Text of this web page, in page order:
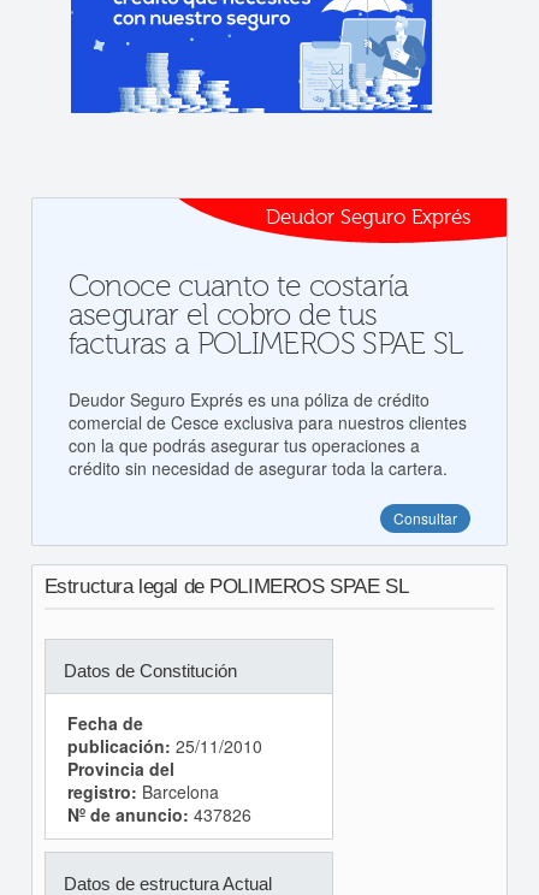
Deudor Seguro Exprés
Conoce cuanto te costaría
asegurar el cobro de tus
facturas a POLIMEROS SPAE SL
Deudor Seguro Exprés es una póliza de crédito
comercial de Cesce exclusiva para nuestros clientes
con la que podrás asegurar tus operaciones a
crédito sin necesidad de asegurar toda la cartera.
Consultar
Estructura legal de POLIMEROS SPAE SL
Datos de Constitución
Fecha de
publicación: 25/11/2010
Provincia del
registro: Barcelona
Nº de anuncio: 437826
Datos de estructura Actual